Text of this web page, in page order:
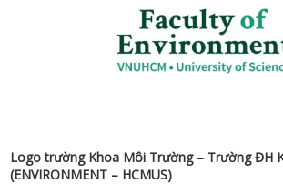
Logo trường Khoa Môi Trường – Trường ĐH
(ENVIRONMENT – HCMUS)